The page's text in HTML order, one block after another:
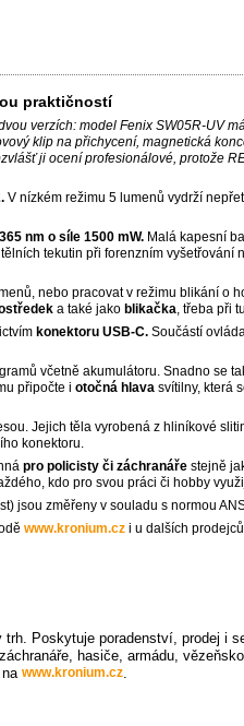
praktičností
verzích: model Fenix SW05R-UV
klip na přichycení, magnetická
ji ocení profesionálové, protože
V nízkém režimu 5 lumenů vydrží
nm o síle 1500 mW. Malá kapesní
tekutin při forenzním
nebo pracovat v režimu blikání o
a také jako blikačka, třeba při
konektoru USB-C. Součástí
včetně akumulátoru. Snadno se
připočte i otočná hlava svítilny, která
Jejich těla vyrobená z hliníkové
konektoru.
pro policisty či záchranáře stejně
kdo pro svou práci či hobby
jsou změřeny v souladu s normou
www.kronium.cz i u dalších
Poskytuje poradenství, prodej
hasiče, armádu,
www.kronium.cz.